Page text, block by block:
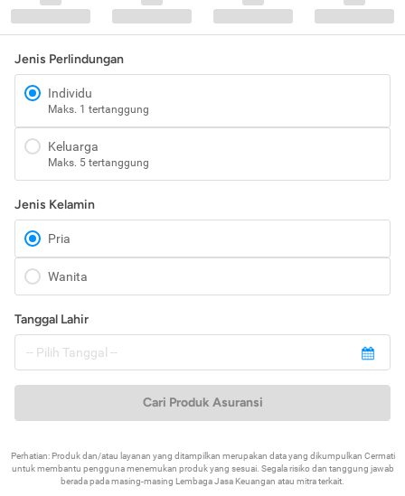
Jenis Perlindungan
Individu
Maks. 1 tertanggung
Keluarga
Maks. 5 tertanggung
Jenis Kelamin
Pria
Wanita
Tanggal Lahir
Cari Produk Asuransi
Perhatian: Produk dan/atau layanan yang ditampilkan merupakan data yang dikumpulkan Cermati
untuk membantu pengguna menemukan produk yang sesuai. Segala risiko dan tanggung jawab
berada pada masing-masing Lembaga Jasa Keuangan atau mitra terkait.